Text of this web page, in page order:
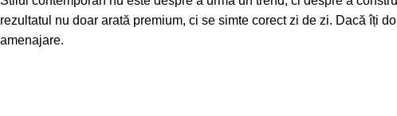
rezultatul nu doar arată premium, ci se simte corect zi de zi. Dacă îți
amenajare.